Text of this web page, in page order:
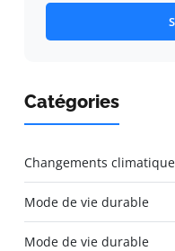
Catégories
Changements
Mode de vie durable
Mode de vie durable